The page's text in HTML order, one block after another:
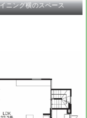
ニング横のスペース